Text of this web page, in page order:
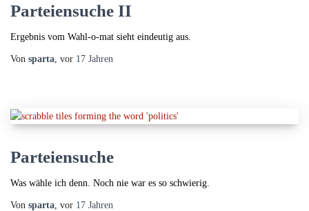
Parteiensuche II
Ergebnis vom Wahl-o-mat sieht eindeutig aus.
Von sparta , vor 17 Jahren
Parteiensuche
Was wähle ich denn. Noch nie war es so schwierig.
Von sparta , vor 17 Jahren